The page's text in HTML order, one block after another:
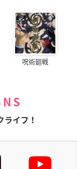
呪術廻戦
ライフ！